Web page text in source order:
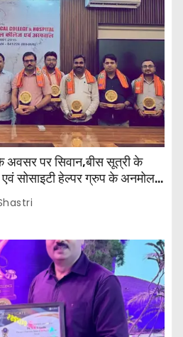
अवसर पर सिवान,बीस सूत्री के
सोसाइटी हेल्पर ग्रुप के अनमोल
श्रीमती आरती अलोक वर्मा
के प्राचार्य डॉ. सुधांशु शेखर